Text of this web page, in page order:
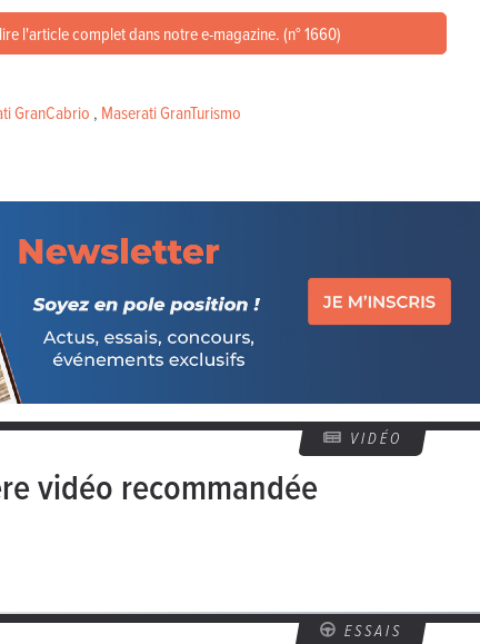
l'article complet dans notre e-magazine. (n° 1660)
GranCabrio , Maserati GranTurismo
VIDÉO
vidéo recommandée
ESSAIS